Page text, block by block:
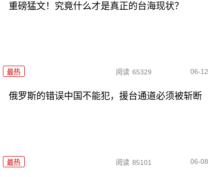
重磅猛文！究竟什么才是真正的台海现状？
最热 阅读 65329 06-12
俄罗斯的错误中国不能犯，援台通道必须被斩断
最热 阅读 85101 06-08